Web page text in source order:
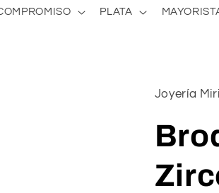
PLATA
Joyería